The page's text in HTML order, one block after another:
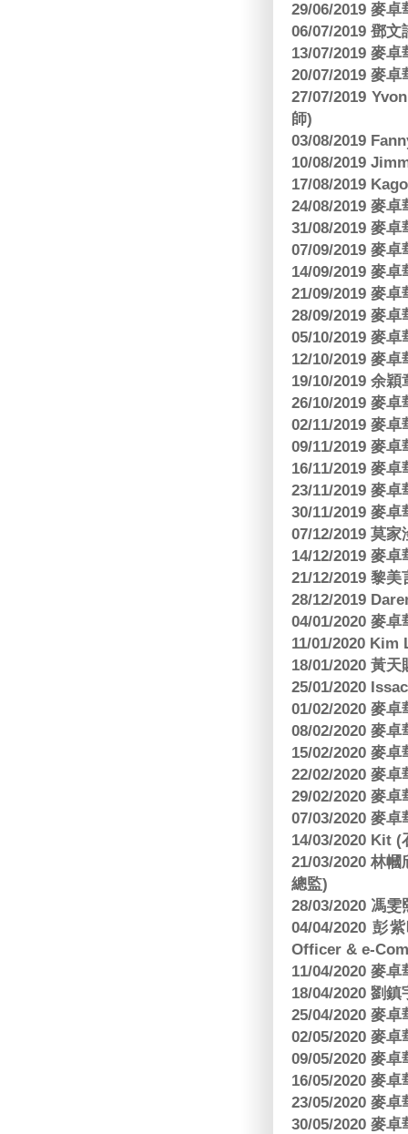
29/06/2019 麥
06/07/2019 鄧
13/07/2019 麥
20/07/2019 麥
27/07/2019
師)
03/08/2019
10/08/2019
17/08/2019
24/08/2019 麥
31/08/2019 麥
07/09/2019 麥
14/09/2019 麥
21/09/2019 麥
28/09/2019 麥
05/10/2019 麥
12/10/2019 麥
19/10/2019 余
26/10/2019 麥
02/11/2019 麥
09/11/2019 麥
16/11/2019 麥
23/11/2019 麥
30/11/2019 麥
07/12/2019 莫
14/12/2019 麥
21/12/2019 黎
28/12/2019
04/01/2020 麥
11/01/2020
18/01/2020 黃
25/01/2020
01/02/2020 麥
08/02/2020 麥
15/02/2020 麥
22/02/2020 麥
29/02/2020 麥
07/03/2020 麥
14/03/2020 Kit
21/03/2020 林
總監)
28/03/2020 馮
04/04/2020 彭
Officer & e-
11/04/2020 麥
18/04/2020 劉
25/04/2020 麥
02/05/2020 麥
09/05/2020 麥
16/05/2020 麥
23/05/2020 麥
30/05/2020 麥